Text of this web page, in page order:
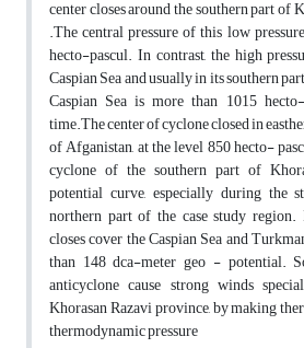
center closes around the southern part of
.The central pressure of this low
hecto-pascul. In contrast, the high
Caspian Sea and usually in its southern
Caspian Sea is more than 1015
time.The center of cyclone closed in
of Afganistan, at the level 850 hecto-
cyclone of the southern part of
potential curve, especially during the
northern part of the case study
closes cover the Caspian Sea and
than 148 dca-meter geo - potential.
anticyclone cause strong winds
Khorasan Razavi province, by making
thermodynamic pressure